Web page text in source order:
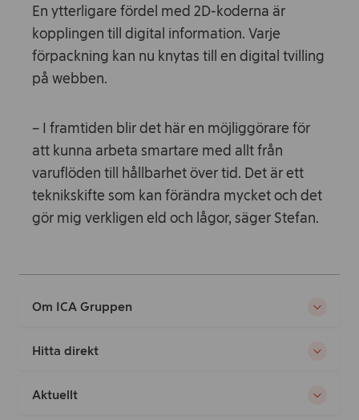
En ytterligare fördel med 2D-koderna är
kopplingen till digital information. Varje
förpackning kan nu knytas till en digital tvilling
på webben.
– I framtiden blir det här en möjliggörare för
att kunna arbeta smartare med allt från
varuflöden till hållbarhet över tid. Det är ett
teknikskifte som kan förändra mycket och det
gör mig verkligen eld och lågor, säger Stefan.
Om ICA Gruppen
Hitta direkt
Aktuellt